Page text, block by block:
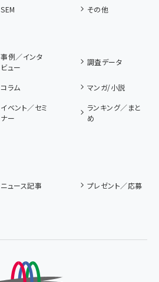
SEM その他
事例／インタ
ビュー
調査データ
コラム
マンガ/小説
イベント／セミ
ナー
ランキング／まと
め
ニュース記事
プレゼント／応募